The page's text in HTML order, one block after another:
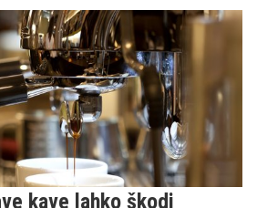
kave lahko škodi